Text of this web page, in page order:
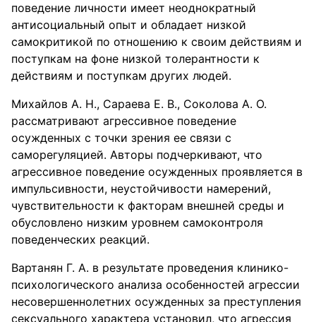
поведение личности имеет неоднократный
антисоциальный опыт и обладает низкой
самокритикой по отношению к своим действиям и
поступкам на фоне низкой толерантности к
действиям и поступкам других людей.
Михайлов А. Н., Сараева Е. В., Соколова А. О.
рассматривают агрессивное поведение
осужденных с точки зрения ее связи с
саморегуляцией. Авторы подчеркивают, что
агрессивное поведение осужденных проявляется в
импульсивности, неустойчивости намерений,
чувствительности к факторам внешней среды и
обусловлено низким уровнем самоконтроля
поведенческих реакций.
Вартанян Г. А. в результате проведения клинико-
психологического анализа особенностей агрессии
несовершеннолетних осужденных за преступления
сексуального характера установил, что агрессия